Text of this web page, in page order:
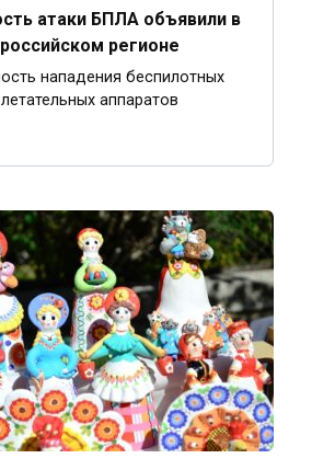
атаки БПЛА объявили в
российском регионе
нападения беспилотных
летательных аппаратов